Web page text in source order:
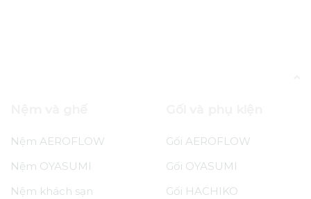
Nệm AEROFLOW
Nệm OYASUMI
Nệm khách sạn
Gối AEROFLOW
Gối OYASUMI
Gối HACHIKO